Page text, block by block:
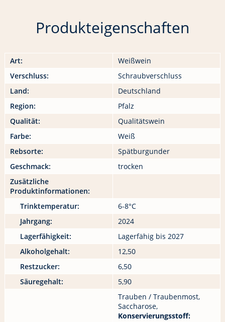
Produkteigenschaften
Art:
Weißwein
Verschluss:
Schraubverschluss
Land:
Deutschland
Region:
Pfalz
Qualität:
Qualitätswein
Farbe:
Weiß
Rebsorte:
Spätburgunder
Geschmack:
trocken
Zusätzliche
Produktinformationen:
Trinktemperatur:
6-8°C
Jahrgang:
2024
Lagerfähigkeit:
Lagerfähig bis 2027
Alkoholgehalt:
12,50
Restzucker:
6,50
Säuregehalt:
5,90
Trauben / Traubenmost,
Saccharose,
Konservierungsstoff: